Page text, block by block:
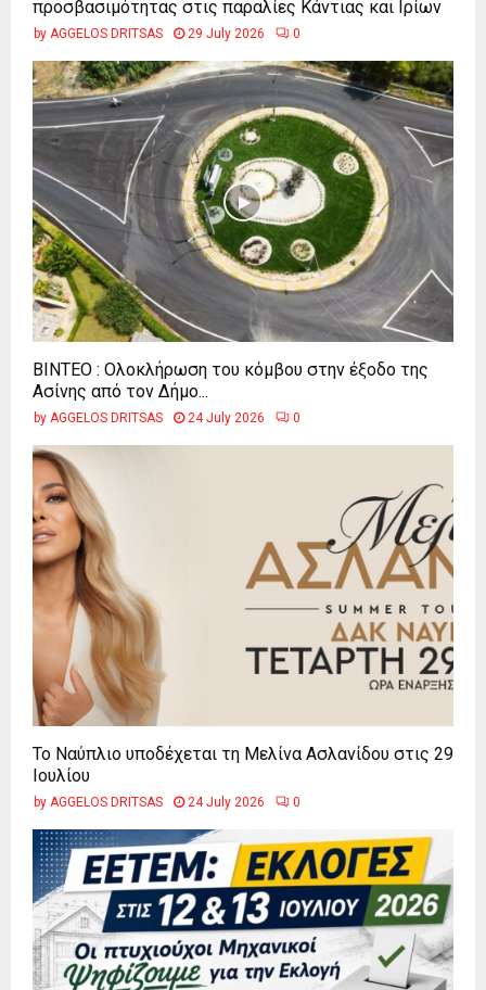
προσβασιμότητας στις παραλίες Κάντιας και Ιρίων
by AGGELOS DRITSAS 29 July 2026 0
ΒΙΝΤΕΟ : Ολοκλήρωση του κόμβου στην έξοδο της
Ασίνης από τον Δήμο...
by AGGELOS DRITSAS 24 July 2026 0
Το Ναύπλιο υποδέχεται τη Μελίνα Ασλανίδου στις 29
Ιουλίου
by AGGELOS DRITSAS 24 July 2026 0